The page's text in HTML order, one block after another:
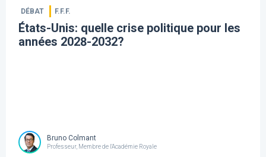
DÉBAT F.F.F.
​États-Unis: quelle crise politique pour les
années 2028-2032?
Bruno Colmant
Professeur, Membre de l'Académie Royale